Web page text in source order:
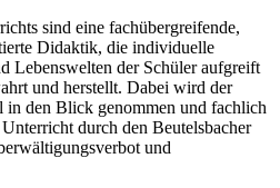
sind eine fachübergreifende,
Didaktik, die individuelle
Lebenswelten der Schüler aufgreift
und herstellt. Dabei wird der
in den Blick genommen und fachlich
durch den Beutelsbacher
und